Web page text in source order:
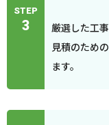
STEP
3
厳選した工
見積のため
ます。